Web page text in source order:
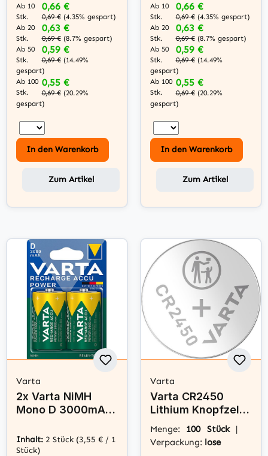
Ab 10
Stk.
0,66 €
0,69 € (4.35% gespart)
Ab 20
Stk.
0,63 €
0,69 € (8.7% gespart)
Ab 50
Stk.
0,59 €
0,69 € (14.49%
gespart)
Ab 100
Stk.
0,55 €
0,69 € (20.29%
gespart)
In den Warenkorb
Zum Artikel
Ab 10
Stk.
0,66 €
0,69 € (4.35% gespart)
Ab 20
Stk.
0,63 €
0,69 € (8.7% gespart)
Ab 50
Stk.
0,59 €
0,69 € (14.49%
gespart)
Ab 100
Stk.
0,55 €
0,69 € (20.29%
gespart)
In den Warenkorb
Zum Artikel
Varta
2x Varta NiMH
Mono D 3000mAh
Recharge Akku
Inhalt: 2 Stück (3,55 € / 1
Stück)
Varta
Varta CR2450
Lithium Knopfzelle
3V Batterie 100er
Bulk
Menge: 100 Stück |
Verpackung: lose